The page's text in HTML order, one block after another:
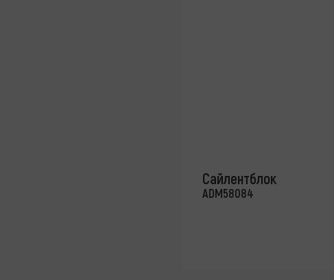
Сайлентблок
ADM58084